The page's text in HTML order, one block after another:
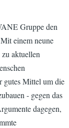
Gruppe den
einem neune
aktuellen
gutes Mittel um die
- gegen das
dagegen,